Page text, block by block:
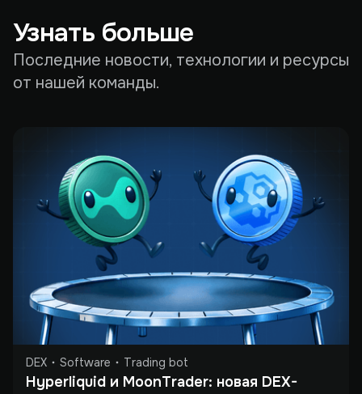
Узнать больше
Последние новости, технологии и ресурсы
от нашей команды.
DEX Software Trading bot
Hyperliquid и MoonTrader: новая DEX-